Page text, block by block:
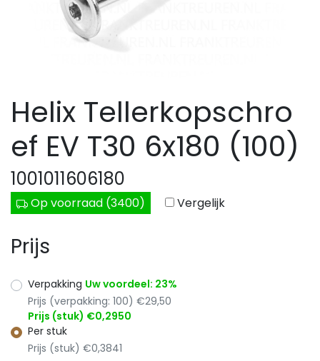
Helix Tellerkopschro
ef EV T30 6x180 (100)
1001011606180
Op voorraad (3400) Vergelijk
Prijs
Verpakking Uw voordeel: 23%
Prijs (verpakking: 100) €29,50
Prijs (stuk) €0,2950
Per stuk
Prijs (stuk) €0,3841